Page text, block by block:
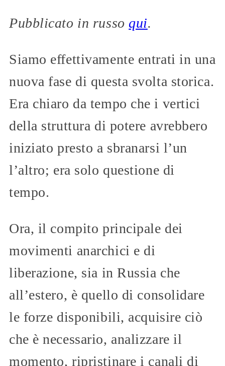
Pubblicato in russo qui.
Siamo effettivamente entrati in una
nuova fase di questa svolta storica.
Era chiaro da tempo che i vertici
della struttura di potere avrebbero
iniziato presto a sbranarsi l’un
l’altro; era solo questione di
tempo.
Ora, il compito principale dei
movimenti anarchici e di
liberazione, sia in Russia che
all’estero, è quello di consolidare
le forze disponibili, acquisire ciò
che è necessario, analizzare il
momento, ripristinare i canali di